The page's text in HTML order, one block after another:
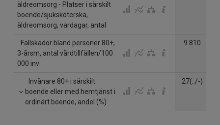
äldreomsorg - Platser i särskilt
boende/sjuksköterska,
äldreomsorg, vardagar, antal
Fallskador bland personer 80+,
3-årsm, antal vårdtillfällen/100
000 inv
9 810
Invånare 80+ i särskilt
boende eller med hemtjänst i
ordinärt boende, andel (%)
27(../-)